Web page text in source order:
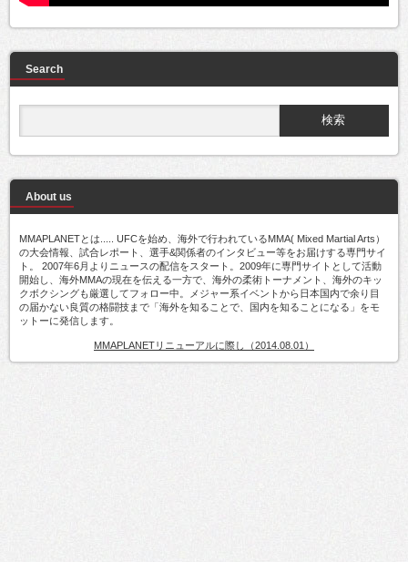
Search
About us
MMAPLANETとは..... UFCを始め、海外で行われているMMA( Mixed Martial Arts）
の大会情報、試合レポート、選手&関係者のインタビュー等をお届けする専門サイ
ト。 2007年6月よりニュースの配信をスタート。2009年に専門サイトとして活動
開始し、海外MMAの現在を伝える一方で、海外の柔術トーナメント、海外のキッ
クボクシングも厳選してフォロー中。メジャー系イベントから日本国内で余り目
の届かない良質の格闘技まで「海外を知ることで、国内を知ることになる」をモ
ットーに発信します。
MMAPLANETリニューアルに際し（2014.08.01）